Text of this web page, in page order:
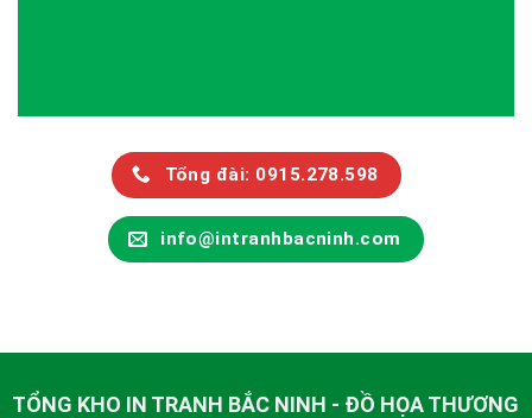
Tổng đài: 0915.278.598
info@intranhbacninh.com
TỔNG KHO IN TRANH BẮC NINH - ĐỒ HỌA THƯƠNG